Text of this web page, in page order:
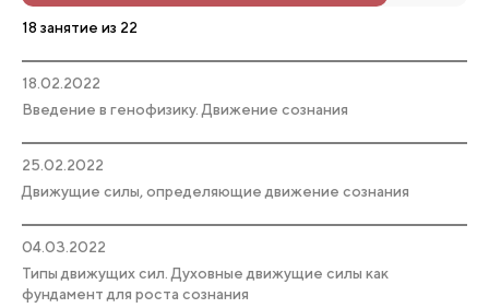
18 занятие из 22
18.02.2022
Введение в генофизику. Движение сознания
25.02.2022
Движущие силы, определяющие движение сознания
04.03.2022
Типы движущих сил. Духовные движущие силы как
фундамент для роста сознания